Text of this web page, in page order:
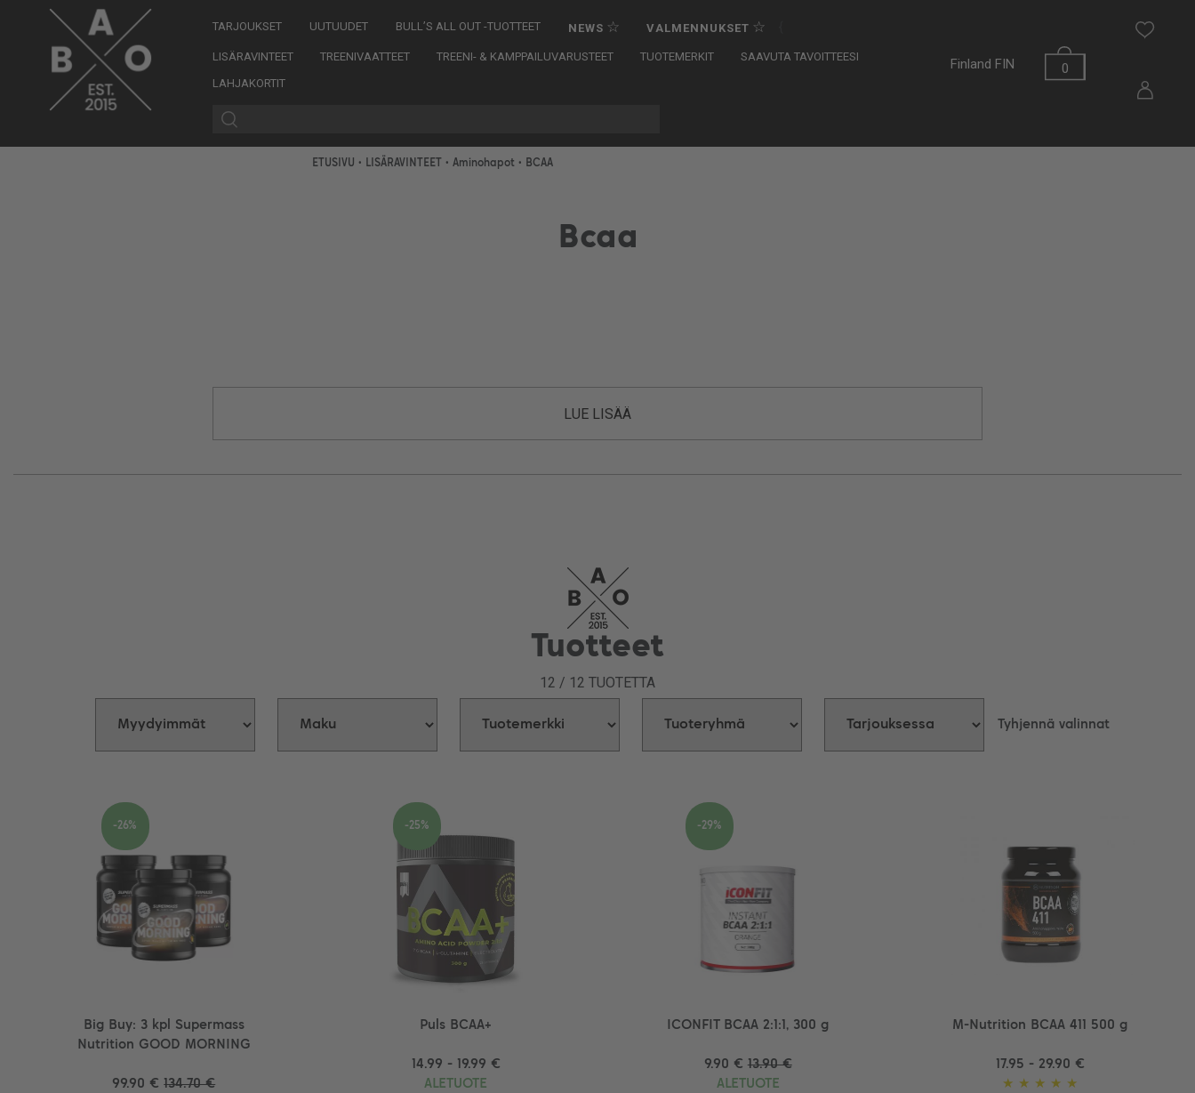
TARJOUKSET UUTUUDET BULL’S ALL OUT -TUOTTEET NEWS ☆ VALMENNUKSET ☆
LISÄRAVINTEET TREENIVAATTEET TREENI- & KAMPPAILUVARUSTEET TUOTEMERKIT
SAAVUTA TAVOITTEESI
LAHJAKORTIT
0
Finland FIN
ETUSIVU • LISÄRAVINTEET • Aminohapot • BCAA
Bcaa
LUE LISÄÄ
Tuotteet
12 / 12 TUOTETTA
Tyhjennä valinnat
Big Buy: 3 kpl Supermass
Nutrition GOOD MORNING
99.90 € 134.70 €
-26%
Puls BCAA+
14.99 - 19.99 €
ALETUOTE
-25%
ICONFIT BCAA 2:1:1, 300 g
9.90 € 13.90 €
ALETUOTE
-29%
M-Nutrition BCAA 411 500 g
17.95 - 29.90 €
★ ★ ★ ★ ★